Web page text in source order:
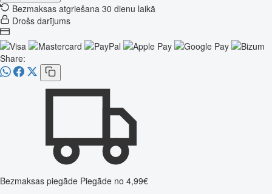
Bezmaksas atgriešana 30 dienu laikā
Drošs darījums
Share:
Bezmaksas piegāde Piegāde no 4,99€